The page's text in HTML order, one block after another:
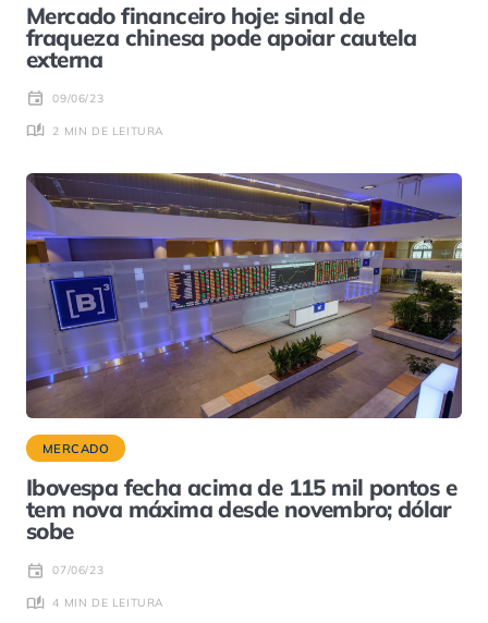
Mercado financeiro hoje: sinal de
fraqueza chinesa pode apoiar cautela
externa
09/06/23
2 MIN DE LEITURA
MERCADO
Ibovespa fecha acima de 115 mil pontos e
tem nova máxima desde novembro; dólar
sobe
07/06/23
4 MIN DE LEITURA